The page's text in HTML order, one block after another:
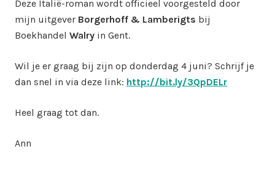
Deze Italië-roman wordt officieel voorgesteld door
mijn uitgever Borgerhoff & Lamberigts bij
Boekhandel Walry in Gent.
Wil je er graag bij zijn op donderdag 4 juni? Schrijf je
dan snel in via deze link: http://bit.ly/3QpDELr
Heel graag tot dan.
Ann